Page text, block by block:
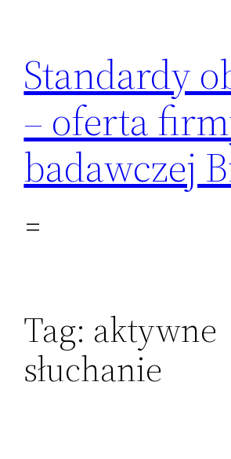
treści
Standardy
– oferta
badawczej
Tag: aktywne
słuchanie